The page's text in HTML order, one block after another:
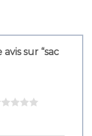
sur “sac